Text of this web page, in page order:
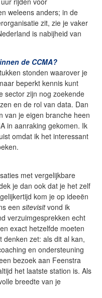
weleens anders; in de
zit, zie je vaker
is nabijheid van
de CCMA?
stonden waarover je
beperkt kennis kunt
sector zijn nog zoekende
en de rol van data. Dan
van je eigen branche heen
in aanraking gekomen. Ik
omdat ik het interessant
met vergelijkbare
je dan ook dat je het zelf
kom je op ideeën
een sitevisitvond ik
verzuimgesprekken echt
exact hetzelfde moeten
zet: als dit al kan,
en ondersteuning
bezoek aan Feenstra
het laatste station is. Als
breedte van je